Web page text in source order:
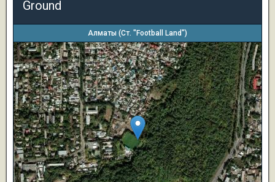
Ground
Алматы (Ст. "Football Land")